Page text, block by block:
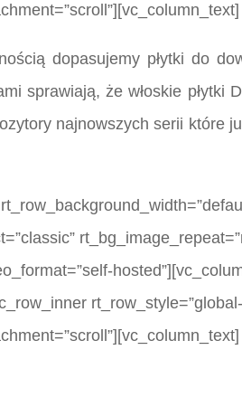
dopasujemy płytki do
sprawiają, że włoskie płytki
najnowszych serii które